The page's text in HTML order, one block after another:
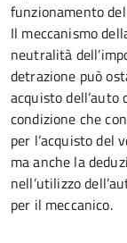
funzionamento
Il meccanismo
neutralità
detrazione può
acquisto
condizione che
per l’acquisto del
ma anche la
nell’utilizzo
per il meccanico.